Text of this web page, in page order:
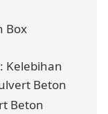
Box
Kelebihan
Beton
Beton